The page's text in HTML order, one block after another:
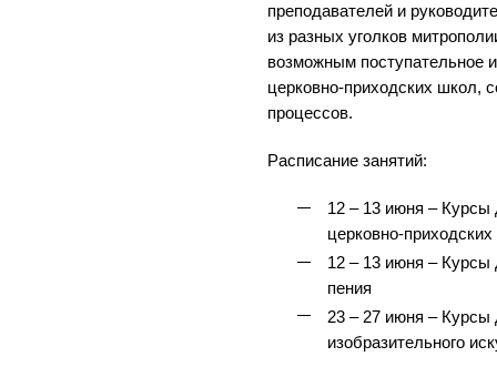
преподавателей и
из разных уголков
возможным поступательное
церковно-приходских школ,
процессов.
Расписание занятий:
12 – 13 июня – Курсы
церковно-
12 – 13 июня – Курсы
пения
23 – 27 июня – Курсы
изобразительного